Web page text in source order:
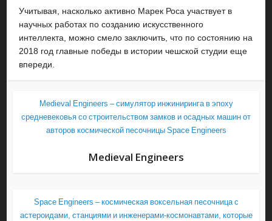
Учитывая, насколько активно Марек Роса участвует в
научных работах по созданию искусственного
интеллекта, можно смело заключить, что по состоянию на
2018 год главные победы в истории чешской студии еще
впереди.
Medieval Engineers – симулятор инжиниринга в эпоху
средневековья со строительством замков и осадных машин от
авторов космической песочницы Space Engineers
Medieval Engineers
Space Engineers – космическая воксельная песочница с
астероидами, станциями и инженерами-космонавтами, которые